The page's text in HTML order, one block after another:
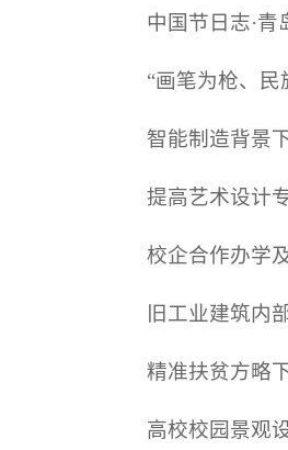
中国节日志·
“画笔为枪、
智能制造背景
提高艺术设计
校企合作办学
旧工业建筑内
精准扶贫方略
高校校园景观